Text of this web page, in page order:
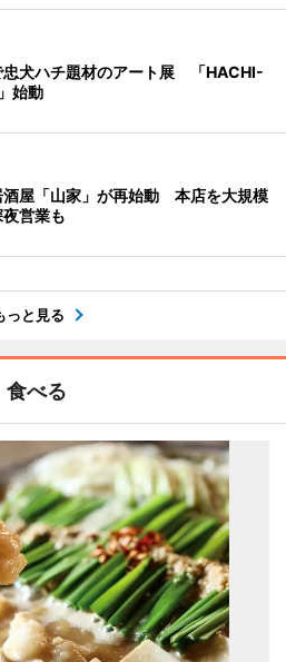
忠犬ハチ題材のアート展 「HACHI-
始動
酒屋「山家」が再始動 本店を大規模
営業も
っと見る
食べる